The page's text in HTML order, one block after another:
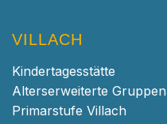
VILLACH
Kindertagesstätte
Alterserweiterte Gruppen
Primarstufe Villach